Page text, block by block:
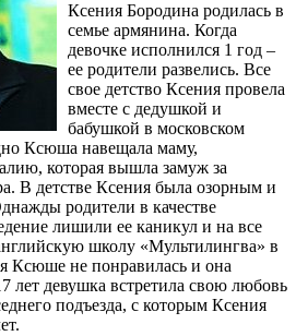
Ксения Бородина родилась в
семье армянина. Когда
девочке исполнился 1 год –
ее родители развелись. Все
свое детство Ксения провела
вместе с дедушкой и
бабушкой в московском
Ксюша навещала маму,
которая вышла замуж за
В детстве Ксения была озорным и
родители в качестве
лишили ее каникул и на все
школу «Мультилингва» в
Ксюше не понравилась и она
лет девушка встретила свою любовь
подъезда, с которым Ксения